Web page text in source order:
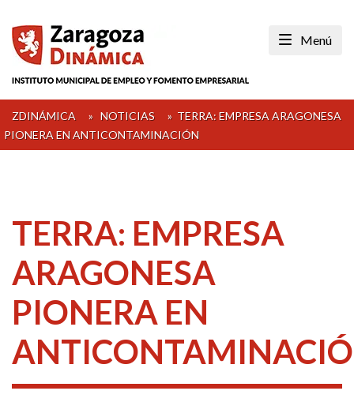
content
Menú
ZDINÁMICA » NOTICIAS » TERRA: EMPRESA ARAGONESA
PIONERA EN ANTICONTAMINACIÓN
TERRA: EMPRESA
ARAGONESA
PIONERA EN